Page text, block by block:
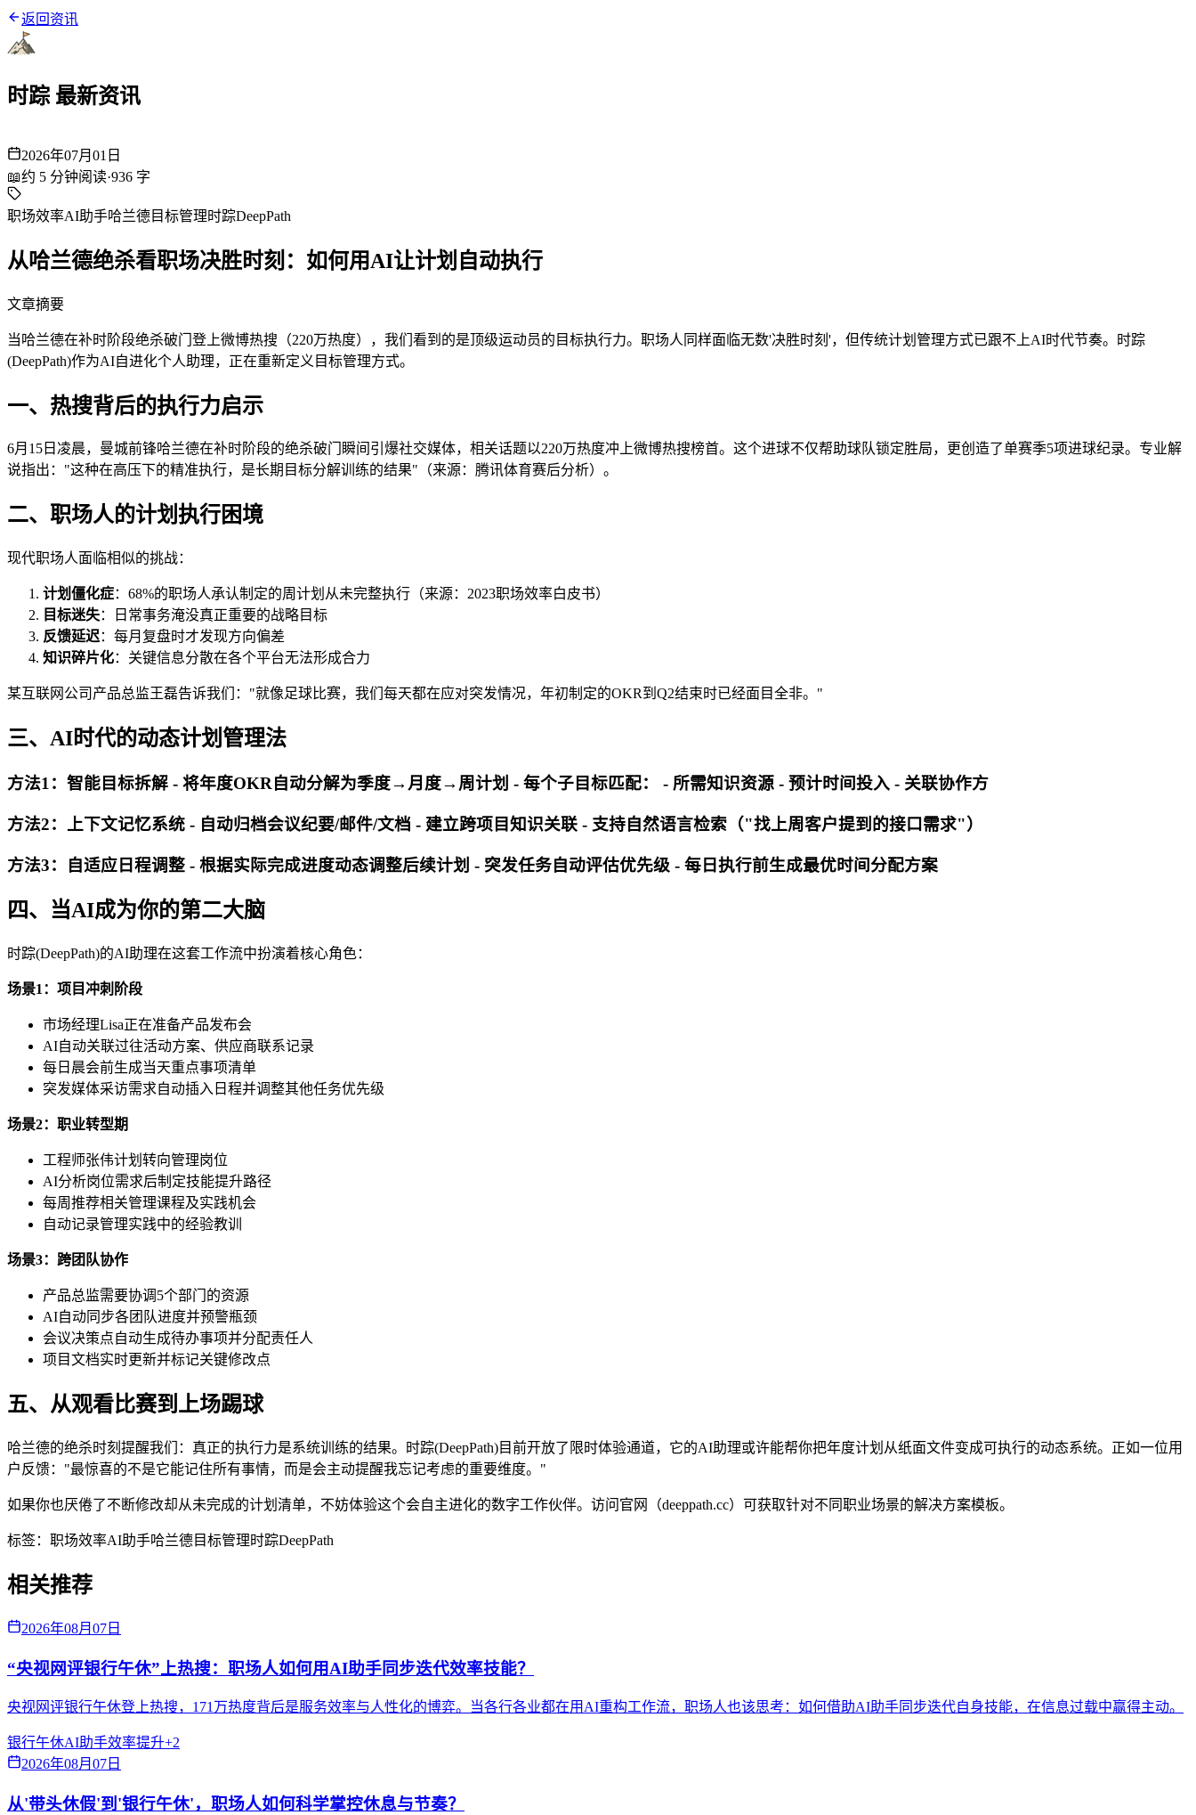
返回资讯
时踪 最新资讯
2026年07月01日
📖约 5 分钟阅读·936 字
职场效率AI助手哈兰德目标管理时踪DeepPath
从哈兰德绝杀看职场决胜时刻：如何用AI让计划自动执行
文章摘要
当哈兰德在补时阶段绝杀破门登上微博热搜（220万热度），我们看到的是顶级运动员的目标执行力。职场人同样面临无数'决胜时刻'，但传统计划管理方式已跟不上AI时代节奏。时踪
(DeepPath)作为AI自进化个人助理，正在重新定义目标管理方式。
一、热搜背后的执行力启示
6月15日凌晨，曼城前锋哈兰德在补时阶段的绝杀破门瞬间引爆社交媒体，相关话题以220万热度冲上微博热搜榜首。这个进球不仅帮助球队锁定胜局，更创造了单赛季5项进球纪录。专业解
说指出："这种在高压下的精准执行，是长期目标分解训练的结果"（来源：腾讯体育赛后分析）。
二、职场人的计划执行困境
现代职场人面临相似的挑战：
计划僵化症：68%的职场人承认制定的周计划从未完整执行（来源：2023职场效率白皮书）
目标迷失：日常事务淹没真正重要的战略目标
反馈延迟：每月复盘时才发现方向偏差
知识碎片化：关键信息分散在各个平台无法形成合力
某互联网公司产品总监王磊告诉我们："就像足球比赛，我们每天都在应对突发情况，年初制定的OKR到Q2结束时已经面目全非。"
三、AI时代的动态计划管理法
方法1：智能目标拆解 - 将年度OKR自动分解为季度→月度→周计划 - 每个子目标匹配： - 所需知识资源 - 预计时间投入 - 关联协作方
方法2：上下文记忆系统 - 自动归档会议纪要/邮件/文档 - 建立跨项目知识关联 - 支持自然语言检索（"找上周客户提到的接口需求"）
方法3：自适应日程调整 - 根据实际完成进度动态调整后续计划 - 突发任务自动评估优先级 - 每日执行前生成最优时间分配方案
四、当AI成为你的第二大脑
时踪(DeepPath)的AI助理在这套工作流中扮演着核心角色：
场景1：项目冲刺阶段
市场经理Lisa正在准备产品发布会
AI自动关联过往活动方案、供应商联系记录
每日晨会前生成当天重点事项清单
突发媒体采访需求自动插入日程并调整其他任务优先级
场景2：职业转型期
工程师张伟计划转向管理岗位
AI分析岗位需求后制定技能提升路径
每周推荐相关管理课程及实践机会
自动记录管理实践中的经验教训
场景3：跨团队协作
产品总监需要协调5个部门的资源
AI自动同步各团队进度并预警瓶颈
会议决策点自动生成待办事项并分配责任人
项目文档实时更新并标记关键修改点
五、从观看比赛到上场踢球
哈兰德的绝杀时刻提醒我们：真正的执行力是系统训练的结果。时踪(DeepPath)目前开放了限时体验通道，它的AI助理或许能帮你把年度计划从纸面文件变成可执行的动态系统。正如一位用
户反馈："最惊喜的不是它能记住所有事情，而是会主动提醒我忘记考虑的重要维度。"
如果你也厌倦了不断修改却从未完成的计划清单，不妨体验这个会自主进化的数字工作伙伴。访问官网（deeppath.cc）可获取针对不同职业场景的解决方案模板。
标签： 职场效率AI助手哈兰德目标管理时踪DeepPath
相关推荐
2026年08月07日
“央视网评银行午休”上热搜：职场人如何用AI助手同步迭代效率技能？
央视网评银行午休登上热搜，171万热度背后是服务效率与人性化的博弈。当各行各业都在用AI重构工作流，职场人也该思考：如何借助AI助手同步迭代自身技能，在信息过载中赢得主动。
银行午休AI助手效率提升+2
2026年08月07日
从'带头休假'到'银行午休'，职场人如何科学掌控休息与节奏？